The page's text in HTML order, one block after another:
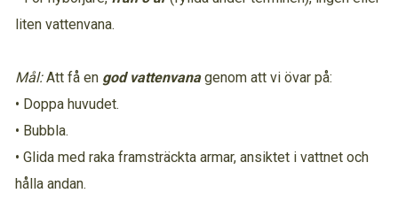
liten vattenvana.
Mål:Att få en god vattenvanagenom att vi övar på:
• Doppa huvudet.
• Bubbla.
• Glida med raka framsträckta armar, ansiktet i vattnet och
hålla andan.